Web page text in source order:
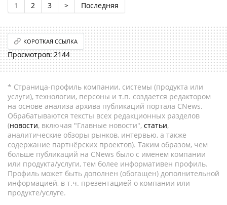
1 2 3 > Последняя
КОРОТКАЯ ССЫЛКА
2144
* Страница-профиль компании, системы (продукта или
услуги), технологии, персоны и т.п. создается редактором
на основе анализа архива публикаций портала CNews.
Обрабатываются тексты всех редакционных разделов
(новости, включая "Главные новости", статьи,
аналитические обзоры рынков, интервью, а также
содержание партнёрских проектов). Таким образом, чем
больше публикаций на CNews было с именем компании
или продукта/услуги, тем более информативен профиль.
Профиль может быть дополнен (обогащен) дополнительной
информацией, в т.ч. презентацией о компании или
продукте/услуге.